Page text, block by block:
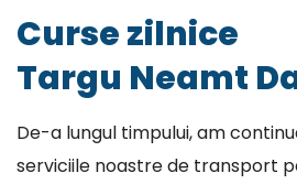
Curse zilnice
Targu Neamt
De-a lungul timpului, am
serviciile noastre de transport